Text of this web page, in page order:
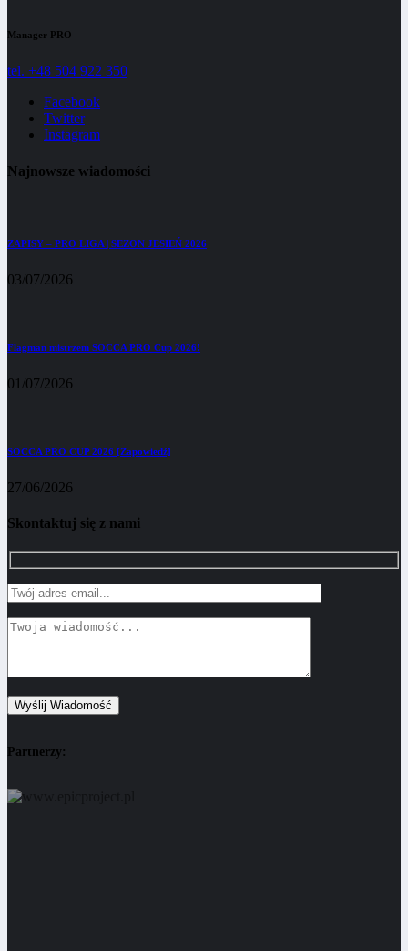
Manager PRO
tel. +48 504 922 350
Facebook
Twitter
Instagram
Najnowsze wiadomości
ZAPISY – PRO LIGA | SEZON JESIEŃ 2026
03/07/2026
Flagman mistrzem SOCCA PRO Cup 2026!
01/07/2026
SOCCA PRO CUP 2026 [Zapowiedź]
27/06/2026
Skontaktuj się z nami
Partnerzy: